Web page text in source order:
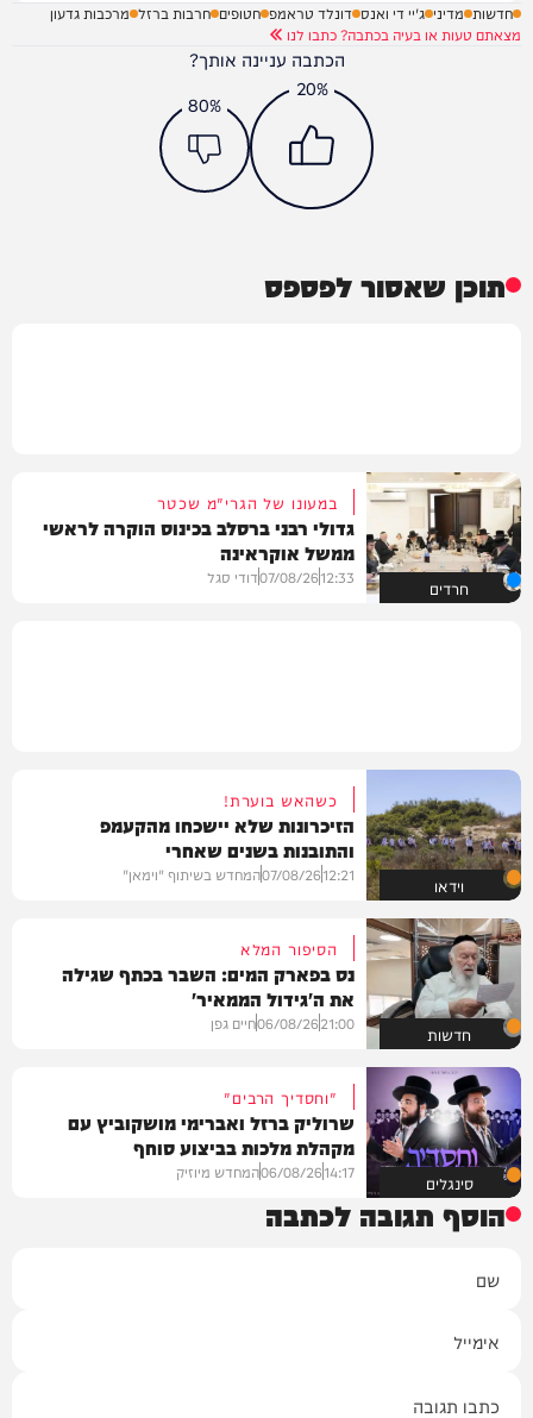
חדשות מדיני ג'יי די ואנס דונלד טראמפ חטופים חרבות ברזל מרכבות גדעון
מצאתם טעות או בעיה בכתבה? כתבו לנו
הכתבה עניינה אותך?
20%
80%
תוכן שאסור לפספס
חרדים
במעונו של הגרי"מ שכטר
גדולי רבני ברסלב בכינוס הוקרה לראשי
ממשל אוקראינה
12:33
07/08/26דודי סגל
וידאו
כשהאש בוערת!
הזיכרונות שלא יישכחו מהקעמפ
והתובנות בשנים שאחרי
12:21
07/08/26המחדש בשיתוף "וימאן"
חדשות
הסיפור המלא
נס בפארק המים: השבר בכתף שגילה
את ה'גידול הממאיר'
21:00
06/08/26חיים גפן
סינגלים
"וחסדיך הרבים"
שרוליק ברזל ואברימי מושקוביץ עם
מקהלת מלכות בביצוע סוחף
14:17
06/08/26המחדש מיוזיק
הוסף תגובה לכתבה